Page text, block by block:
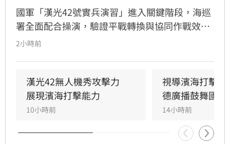
國軍「漢光42號實兵演習」進入關鍵階段，海巡
署全面配合操演，驗證平戰轉換與協同作戰效
能。海委會主委管碧玲親赴台北港與左營軍港視
2小時前
漢光42無人機秀攻擊力
展現濱海打擊能力
10小時前
視導濱海打擊
德廣播鼓舞國軍
14小時前